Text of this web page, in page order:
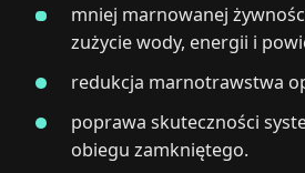
mniej marnowanej
zużycie wody, energii i
redukcja marnotrawstwa
poprawa skuteczności
obiegu zamkniętego.